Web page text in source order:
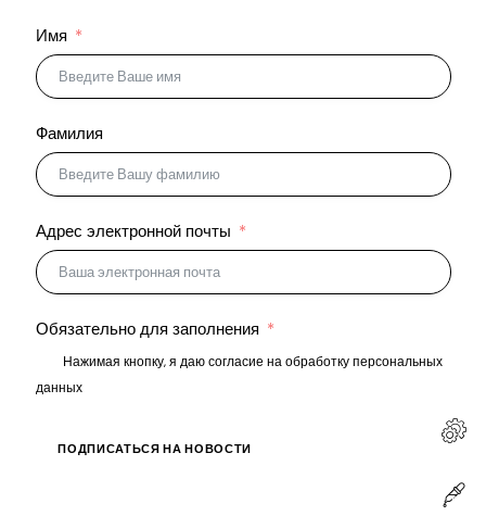
Имя
Фамилия
Адрес электронной почты
Обязательно для заполнения
Нажимая кнопку, я даю согласие на обработку персональных
данных
ПОДПИСАТЬСЯ НА НОВОСТИ